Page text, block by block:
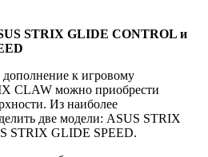
STRIX GLIDE CONTROL и
к игровому
CLAW можно приобрести
Из наиболее
две модели: ASUS STRIX
STRIX GLIDE SPEED.